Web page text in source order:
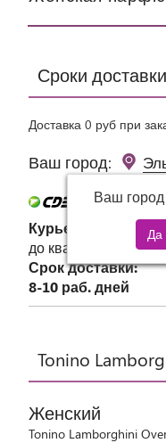
Сроки
Доставка 0 руб при
Ваш город:
Ваш
Курьер СДЭК
до квартиры или
Срок доставки:
8-10 раб. дней
Tonino
Женский
Tonino Lamborghini